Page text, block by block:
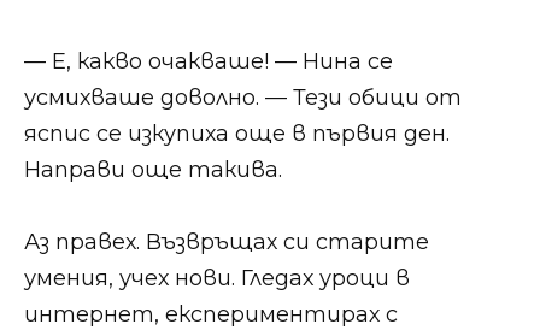
— Е, какво очакваше! — Нина се
усмихваше доволно. — Тези обици от
яспис се изкупиха още в първия ден.
Направи още такива.
Аз правех. Възвръщах си старите
умения, учех нови. Гледах уроци в
интернет, експериментирах с